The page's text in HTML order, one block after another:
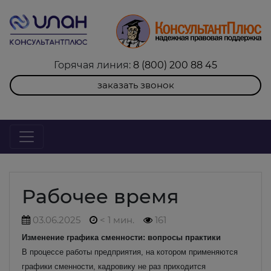
Горячая линия: 8 (800) 200 88 45
заказать звонок
Рабочее время
03.06.2025 < 1 мин. 161
Изменение графика сменности: вопросы практики
В процессе работы предприятия, на котором применяются
графики сменности, кадровику не раз приходится